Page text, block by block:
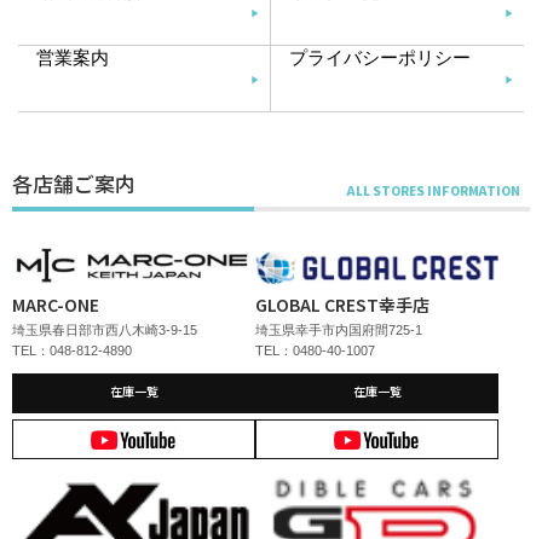
営業案内 プライバシーポリシー
各店舗ご案内
MARC-ONE
埼玉県春日部市西八木崎3-9-15
TEL：048-812-4890
在庫一覧
GLOBAL CREST幸手店
埼玉県幸手市内国府間725-1
TEL：0480-40-1007
在庫一覧